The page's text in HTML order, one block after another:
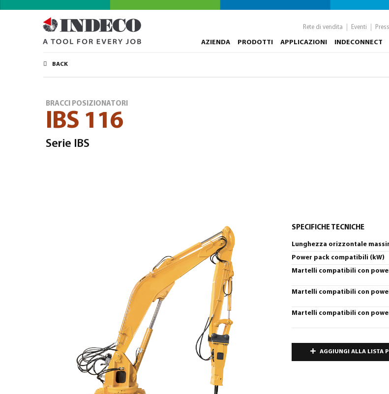
Rete di vendita Eventi
AZIENDA PRODOTTI APPLICAZIONI INDECONNECT
BACK
BRACCI POSIZIONATORI
IBS 116
Serie IBS
SPECIFICHE TECNICHE
Lunghezza orizzontale
Power pack compatibili (kW)
Martelli compatibili con
Martelli compatibili con
Martelli compatibili con
AGGIUNGI ALLA LISTA